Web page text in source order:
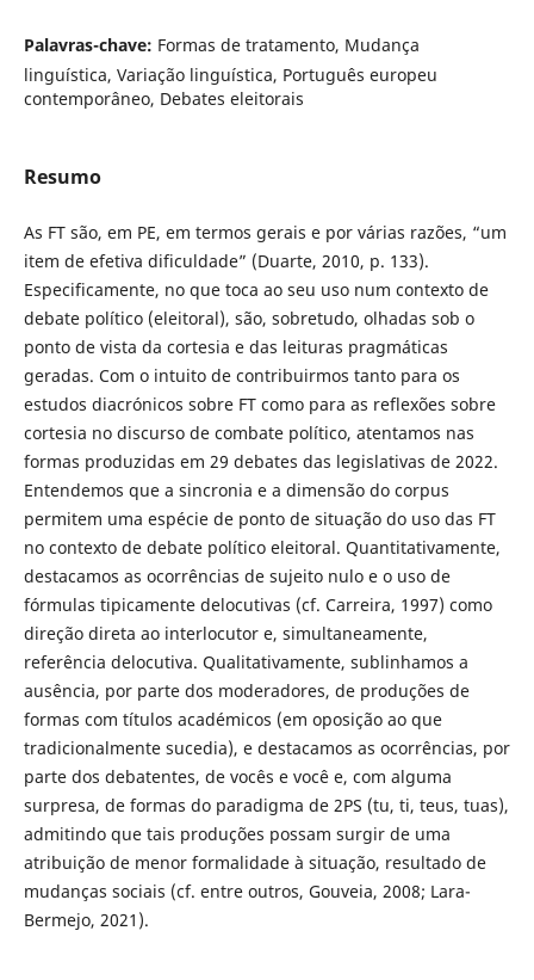
Palavras-chave: Formas de tratamento, Mudança
linguística, Variação linguística, Português europeu
contemporâneo, Debates eleitorais
Resumo
As FT são, em PE, em termos gerais e por várias razões, “um
item de efetiva dificuldade” (Duarte, 2010, p. 133).
Especificamente, no que toca ao seu uso num contexto de
debate político (eleitoral), são, sobretudo, olhadas sob o
ponto de vista da cortesia e das leituras pragmáticas
geradas. Com o intuito de contribuirmos tanto para os
estudos diacrónicos sobre FT como para as reflexões sobre
cortesia no discurso de combate político, atentamos nas
formas produzidas em 29 debates das legislativas de 2022.
Entendemos que a sincronia e a dimensão do corpus
permitem uma espécie de ponto de situação do uso das FT
no contexto de debate político eleitoral. Quantitativamente,
destacamos as ocorrências de sujeito nulo e o uso de
fórmulas tipicamente delocutivas (cf. Carreira, 1997) como
direção direta ao interlocutor e, simultaneamente,
referência delocutiva. Qualitativamente, sublinhamos a
ausência, por parte dos moderadores, de produções de
formas com títulos académicos (em oposição ao que
tradicionalmente sucedia), e destacamos as ocorrências, por
parte dos debatentes, de vocês e você e, com alguma
surpresa, de formas do paradigma de 2PS (tu, ti, teus, tuas),
admitindo que tais produções possam surgir de uma
atribuição de menor formalidade à situação, resultado de
mudanças sociais (cf. entre outros, Gouveia, 2008; Lara-
Bermejo, 2021).